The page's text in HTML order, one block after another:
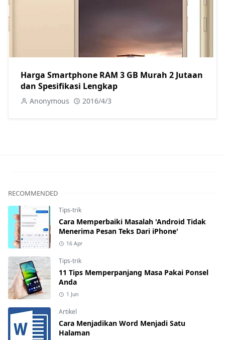
Harga Smartphone RAM 3 GB Murah 2 Jutaan
dan Spesifikasi Lengkap
Anonymous 2016/4/3
RECOMMENDED
Tips-trik
Cara Memperbaiki Masalah 'Android Tidak
Menerima Pesan Teks Dari iPhone'
16 Apr
Tips-trik
11 Tips Memperpanjang Masa Pakai Ponsel
Anda
1 Jun
Artikel
Cara Menjadikan Word Menjadi Satu
Halaman